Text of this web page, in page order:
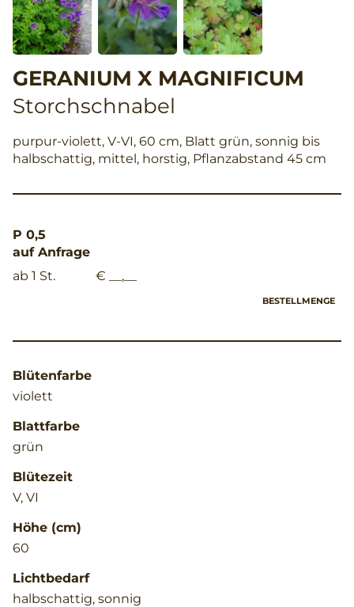
GERANIUM X MAGNIFICUM
Storchschnabel
purpur-violett, V-VI, 60 cm, Blatt grün, sonnig bis
halbschattig, mittel, horstig, Pflanzabstand 45 cm
P 0,5
auf Anfrage
ab 1 St.
€ __,__
BESTELLMENGE
Blütenfarbe
violett
Blattfarbe
grün
Blütezeit
V, VI
Höhe (cm)
60
Lichtbedarf
halbschattig, sonnig